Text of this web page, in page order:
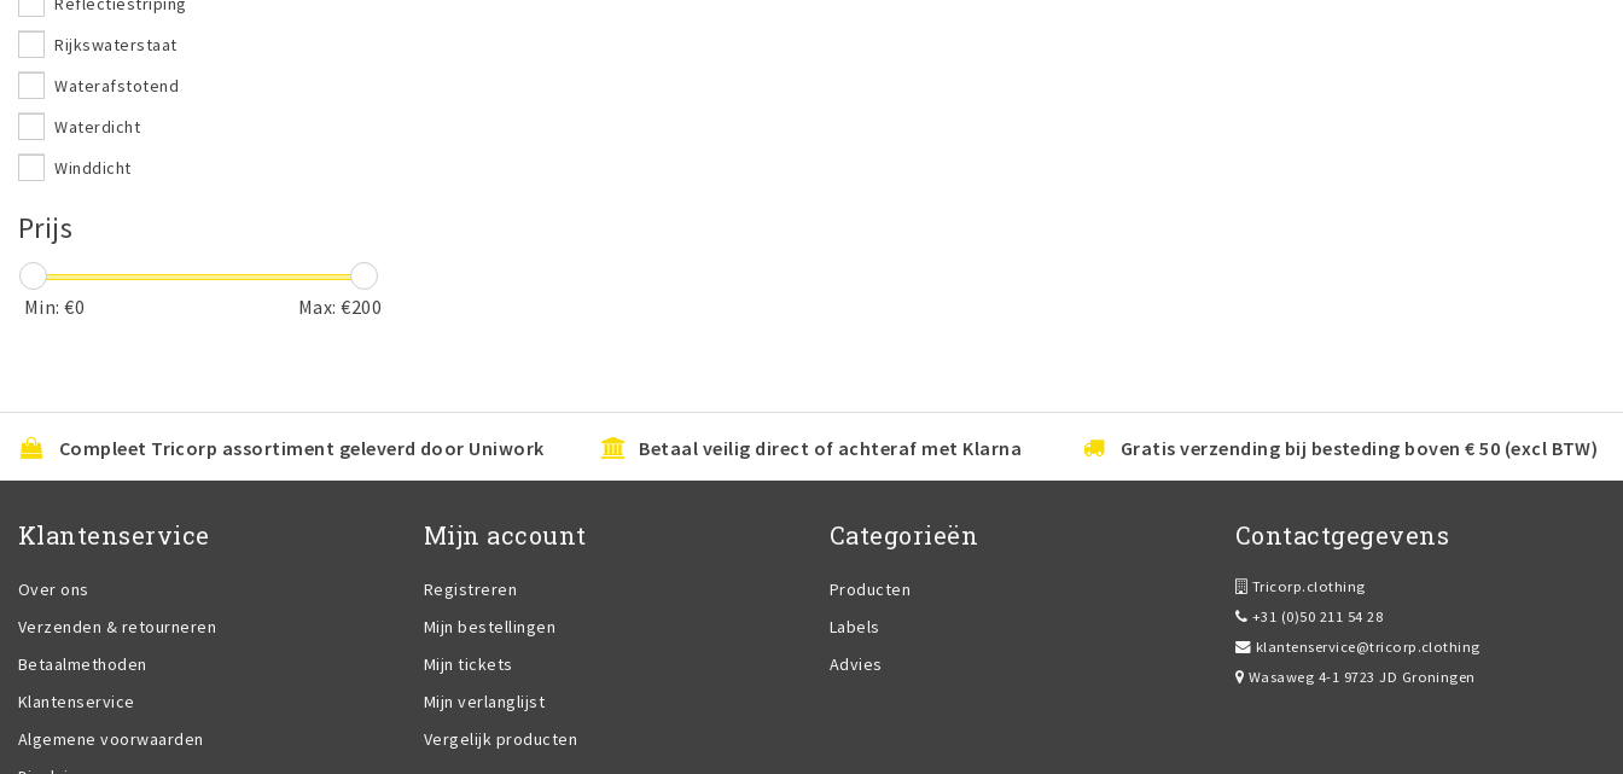
Rijkswaterstaat
Waterafstotend
Waterdicht
Winddicht
Prijs
Min: €0 Max: €200
Compleet Tricorp assortiment geleverd door Uniwork Betaal veilig direct of achteraf met Klarna Gratis verzending bij besteding boven € 50 (excl BTW)
Klantenservice
Over ons
Verzenden & retourneren
Betaalmethoden
Klantenservice
Algemene voorwaarden
Mijn account
Registreren
Mijn bestellingen
Mijn tickets
Mijn verlanglijst
Vergelijk producten
Categorieën
Producten
Labels
Advies
Contactgegevens
Tricorp.clothing
+31 (0)50 211 54 28
klantenservice@tricorp.clothing
Wasaweg 4-1 9723 JD Groningen